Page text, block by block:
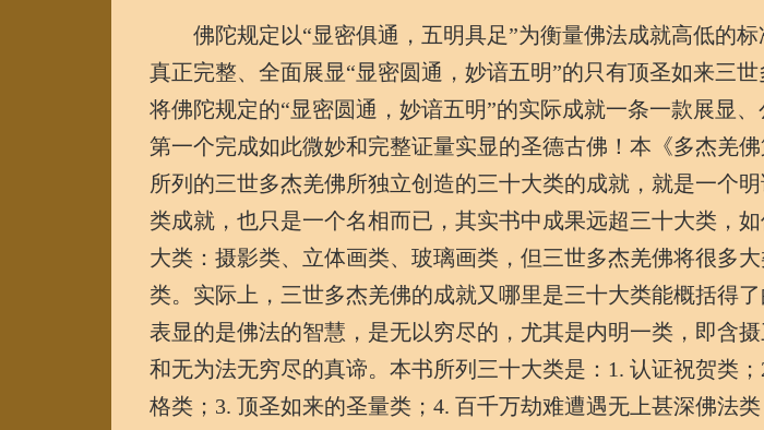
佛陀规定以“显密俱通，五明具足”为衡量佛法成就高低的标
真正完整、全面展显“显密圆通，妙谙五明”的只有顶圣如来三
将佛陀规定的“显密圆通，妙谙五明”的实际成就一条一款展显
第一个完成如此微妙和完整证量实显的圣德古佛！本《多杰羌
所列的三世多杰羌佛所独立创造的三十大类的成就，就是一个
类成就，也只是一个名相而已，其实书中成果远超三十大类，
大类：摄影类、立体画类、玻璃画类，但三世多杰羌佛将很多
类。实际上，三世多杰羌佛的成就又哪里是三十大类能概括得
表显的是佛法的智慧，是无以穷尽的，尤其是内明一类，即含
和无为法无穷尽的真谛。本书所列三十大类是：1. 认证祝贺类
格类；3. 顶圣如来的圣量类；4. 百千万劫难遭遇无上甚深佛法类